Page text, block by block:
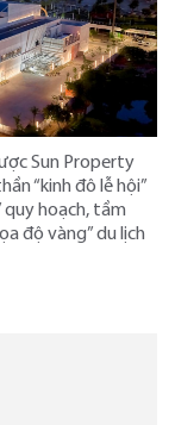
Sun Property
“kinh đô lễ hội”
quy hoạch, tầm
độ vàng” du lịch